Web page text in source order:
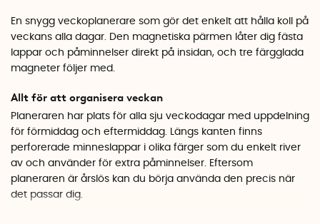
En snygg veckoplanerare som gör det enkelt att hålla koll på
veckans alla dagar. Den magnetiska pärmen låter dig fästa
lappar och påminnelser direkt på insidan, och tre färgglada
magneter följer med.
Allt för att organisera veckan
Planeraren har plats för alla sju veckodagar med uppdelning
för förmiddag och eftermiddag. Längs kanten finns
perforerade minneslappar i olika färger som du enkelt river
av och använder för extra påminnelser. Eftersom
planeraren är årslös kan du börja använda den precis när
det passar dig.